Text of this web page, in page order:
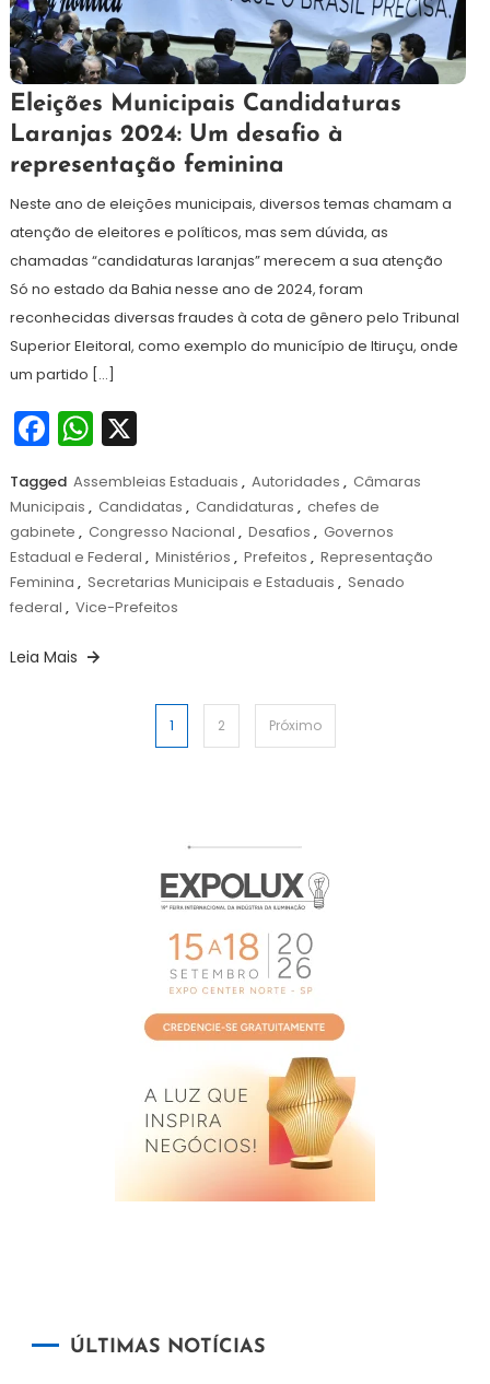
16
de
agosto
de
Redação
Eleições Municipais Candidaturas
Laranjas 2024: Um desafio à
representação feminina
Neste ano de eleições municipais, diversos temas chamam a
atenção de eleitores e políticos, mas sem dúvida, as
chamadas “candidaturas laranjas” merecem a sua atenção
Só no estado da Bahia nesse ano de 2024, foram
reconhecidas diversas fraudes à cota de gênero pelo Tribunal
Superior Eleitoral, como exemplo do município de Itiruçu, onde
um partido […]
Facebook
WhatsApp
X
Tagged Assembleias Estaduais , Autoridades , Câmaras
Municipais , Candidatas , Candidaturas , chefes de
gabinete , Congresso Nacional , Desafios , Governos
Estadual e Federal , Ministérios , Prefeitos , Representação
Feminina , Secretarias Municipais e Estaduais , Senado
federal , Vice-Prefeitos
Leia Mais
Paginação1 2 Próximo
ÚLTIMAS NOTÍCIAS